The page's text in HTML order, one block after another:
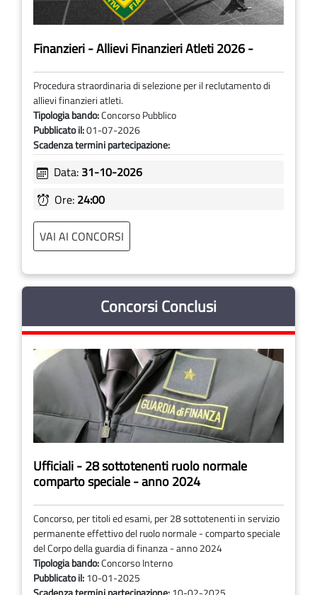
Finanzieri - Allievi Finanzieri Atleti 2026 -
Procedura straordinaria di selezione per il reclutamento di
allievi finanzieri atleti.
Tipologia bando:Concorso Pubblico
Pubblicato il:01-07-2026
Scadenza termini partecipazione:
Data: 31-10-2026
Ore: 24:00
VAI AI CONCORSI
Concorsi Conclusi
Ufficiali - 28 sottotenenti ruolo normale
comparto speciale - anno 2024
Concorso, per titoli ed esami, per 28 sottotenenti in servizio
permanente effettivo del ruolo normale - comparto speciale
del Corpo della guardia di finanza - anno 2024
Tipologia bando:Concorso Interno
Pubblicato il:10-01-2025